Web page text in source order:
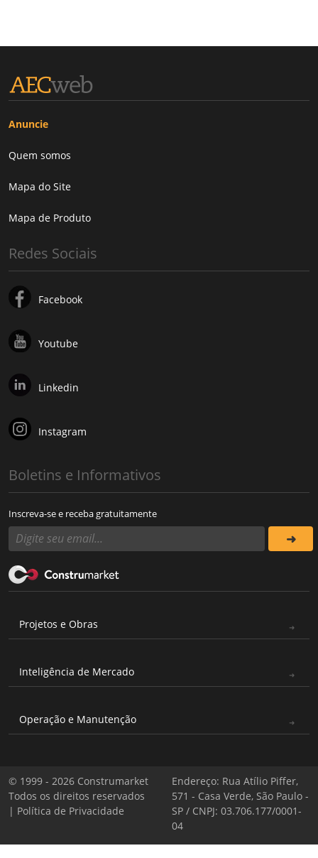
Anuncie
Quem somos
Mapa do Site
Mapa de Produto
Redes Sociais
Facebook
Youtube
Linkedin
Instagram
Boletins e Informativos
Inscreva-se e receba gratuitamente
Projetos e Obras
Inteligência de Mercado
Operação e Manutenção
© 1999 - 2026 Construmarket
Todos os direitos reservados
| Política de Privacidade
Endereço: Rua Atílio Piffer,
571 - Casa Verde, São Paulo -
SP / CNPJ: 03.706.177/0001-
04